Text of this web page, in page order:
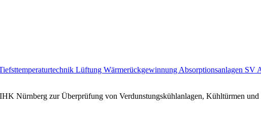
Lüftung Wärmerückgewinnung Absorptionsanlagen SV
Nürnberg zur Überprüfung von Verdunstungskühlanlagen, Kühltürmen und